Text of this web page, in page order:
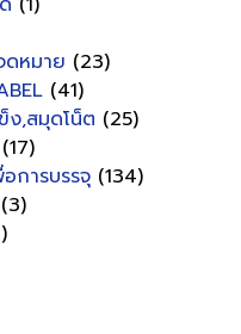
ดหมาย (23)
(41)
,สมุดโน็ต (25)
(17)
การบรรจุ (134)
(3)